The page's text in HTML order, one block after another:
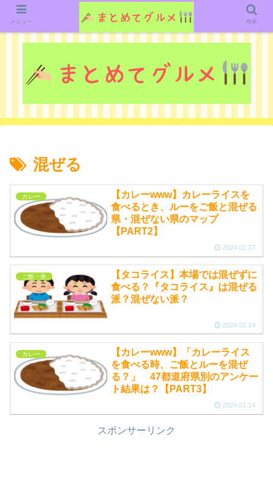
グルメ関連のいろいろなニューススレッドを紹介していきます。（鋭意作成中で
す）
混ぜる
カレー
【カレーwww】カレーライスを
食べるとき、ルーをご飯と混ぜる
県・混ぜない県のマップ
【PART2】
2024.02.27
ご飯・米
【タコライス】本場では混ぜずに
食べる？『タコライス』は混ぜる
派？混ぜない派？
2024.01.14
カレー
【カレーwww】「カレーライス
を食べる時、ご飯とルーを混ぜ
る？」 47都道府県別のアンケー
ト結果は？【PART3】
2024.01.14
スポンサーリンク
メニュー 検索